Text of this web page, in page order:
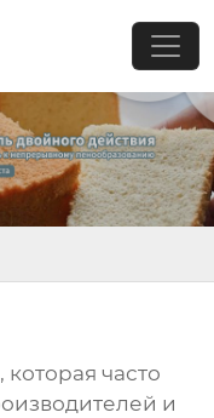
которая часто
и